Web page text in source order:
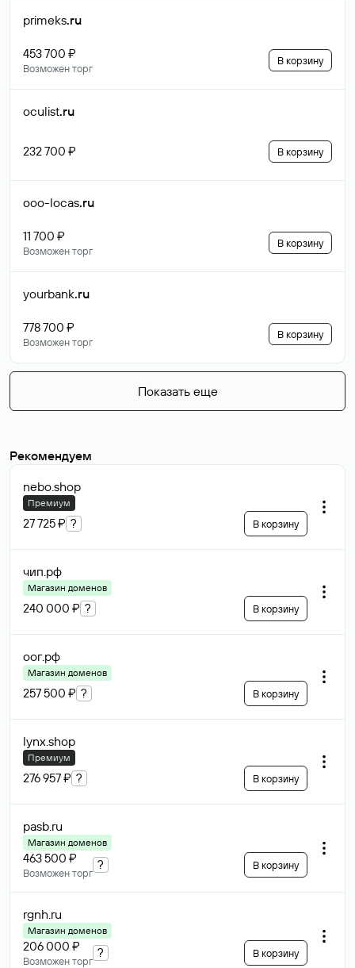
primeks.ru
453 700 ₽
Возможен торг
В корзину
oculist.ru
232 700 ₽ В корзину
ooo-locas.ru
11 700 ₽
Возможен торг
В корзину
yourbank.ru
778 700 ₽
Возможен торг
В корзину
Показать еще
Рекомендуем
nebo.shop
Премиум
27 725 ₽ ? В корзину
чип.рф
Магазин доменов
240 000 ₽ ? В корзину
оог.рф
Магазин доменов
257 500 ₽ ? В корзину
lynx.shop
Премиум
276 957 ₽ ? В корзину
pasb.ru
Магазин доменов
463 500 ₽
Возможен торг
? В корзину
rgnh.ru
Магазин доменов
206 000 ₽
Возможен торг
? В корзину